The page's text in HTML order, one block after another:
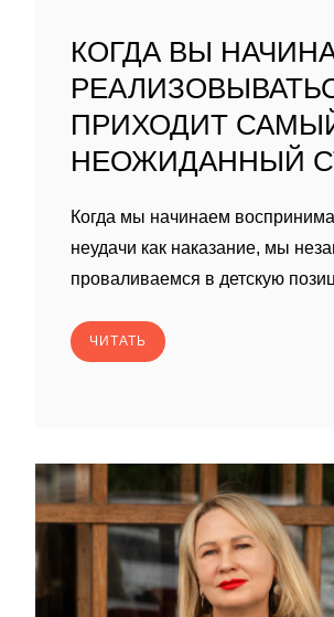
КОГДА ВЫ
ПРИХОДИТ
НЕОЖИДАННЫЙ
Когда мы начинаем
неудачи как наказание, мы
проваливаемся в детскую
ЧИТАТЬ